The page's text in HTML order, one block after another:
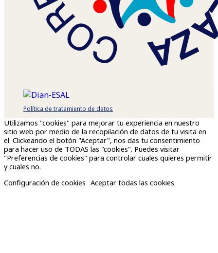
Política de tratamiento de datos
Utilizamos "cookies" para mejorar tu experiencia en nuestro
sitio web por medio de la recopilación de datos de tu visita en
el. Clickeando el botón "Aceptar", nos das tu consentimiento
para hacer uso de TODAS las "cookies". Puedes visitar
"Preferencias de cookies" para controlar cuales quieres permitir
y cuales no.
Configuración de cookies Aceptar todas las cookies